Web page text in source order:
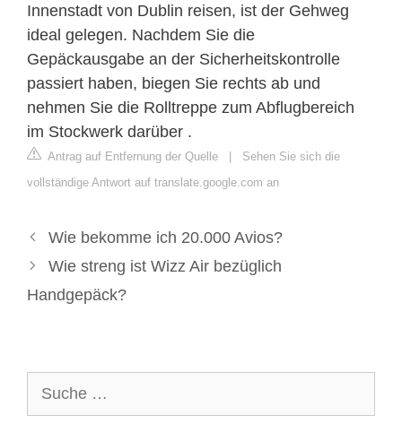
Innenstadt von Dublin reisen, ist der Gehweg
ideal gelegen. Nachdem Sie die
Gepäckausgabe an der Sicherheitskontrolle
passiert haben, biegen Sie rechts ab und
nehmen Sie die Rolltreppe zum Abflugbereich
im Stockwerk darüber .
Antrag auf Entfernung der Quelle | Sehen Sie sich die
vollständige Antwort auf translate.google.com an
Wie bekomme ich 20.000 Avios?
Wie streng ist Wizz Air bezüglich
Handgepäck?
nach: